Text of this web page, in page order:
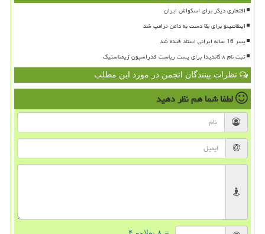
افتخاری دیگر برای اسکواش ایران
اینفانتینو برای بقا دست به دامن ترامپ شد
پسر 16 ساله ایرانی استاد فیده شد
ثبت نام ۸ کاندیدا برای پست ریاست فدراسیون ژیمناستیک
نظرات بینندگان انجمن در مورد این مطلب
لطفا شما همنظر دهید